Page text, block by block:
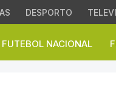
DESPORTO
FUTEBOL NACIONAL